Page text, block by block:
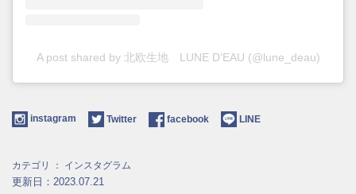
A post shared by 北欧生地 LUNE D’EAU (@lune_deau)
instagram Twitter facebook LINE
カテゴリ ： インスタグラム
更新日：2023.07.21